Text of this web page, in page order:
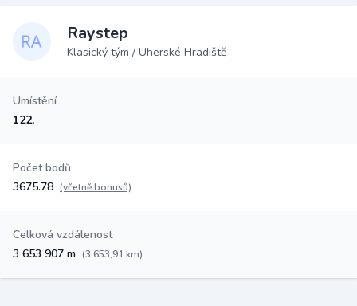
Raystep
Klasický tým / Uherské Hradiště
Umístění
122.
Počet bodů
3675.78 (včetně bonusů)
Celková vzdálenost
3 653 907 m (3 653,91 km)